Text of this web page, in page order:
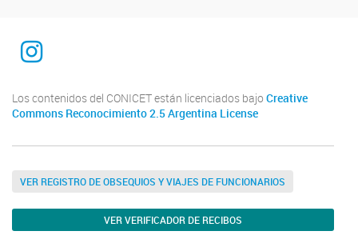
INTEQUI
Los contenidos del CONICET están licenciados bajo Creative
Commons Reconocimiento 2.5 Argentina License
VER REGISTRO DE OBSEQUIOS Y VIAJES DE FUNCIONARIOS
VER VERIFICADOR DE RECIBOS